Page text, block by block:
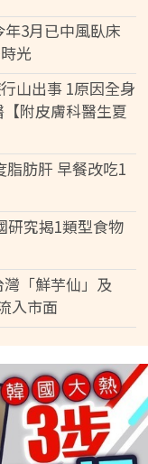
3月已中風臥床
光
山出事 1原因全身
附皮膚科醫生夏
脂肪肝 早餐改吃1
研究揭1類型食物
「鮮芋仙」及
入市面